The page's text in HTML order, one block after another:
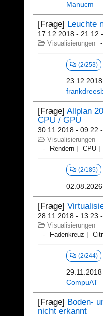
Manucm
[Frage] Leuchte
17.12.2018 - 21:12
Visualisierungen
(2/253)
[Frage] Allplan
CPU / GPU
30.11.2018 - 09:22
Visualisierungen
Rendern
CPU
(2/185)
[Frage]
28.11.2018 - 13:23
Visualisierungen
Fadenkreuz
(2/244)
CompuAT
[Frage] Boden-
nicht erkannt